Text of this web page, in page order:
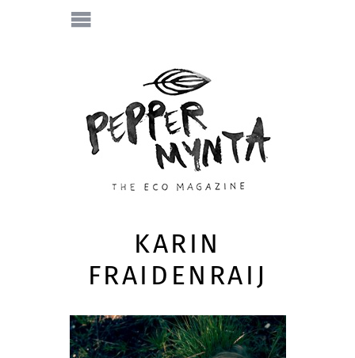
KARIN
FRAIDENRAIJ